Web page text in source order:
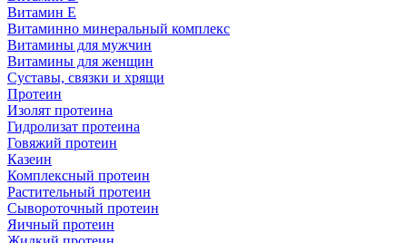
Витамин E
Витаминно минеральный комплекс
Витамины для мужчин
Витамины для женщин
Суставы, связки и хрящи
Протеин
Изолят протеина
Гидролизат протеина
Говяжий протеин
Казеин
Комплексный протеин
Растительный протеин
Сывороточный протеин
Яичный протеин